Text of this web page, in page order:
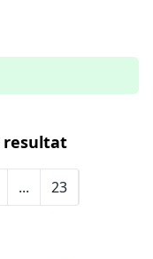
resultat
... 23